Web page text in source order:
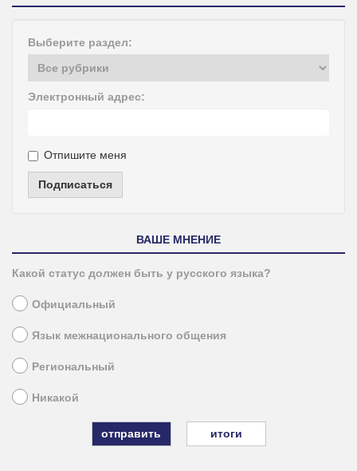
Выберите раздел:
Электронный адрес:
Отпишите меня
Подписаться
ВАШЕ МНЕНИЕ
Какой статус должен быть у русского языка?
Официальный
Язык межнационального общения
Региональный
Никакой
итоги